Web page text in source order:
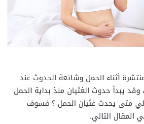
أثناء الحمل وشائعة الحدوث عند
يبدأ حدوث الغثيان منذ بداية الحمل
متى يحدث غثيان الحمل ؟ فسوف
المقال التالي.